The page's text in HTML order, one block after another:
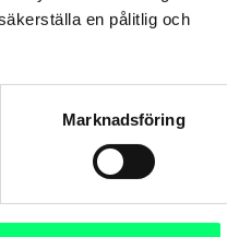
en pålitlig och
Marknadsföring